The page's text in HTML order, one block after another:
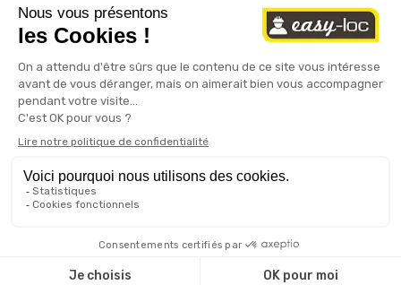
Copyright © 2024 – Easy-Loc
d’utilisation|Politique de confidentialité